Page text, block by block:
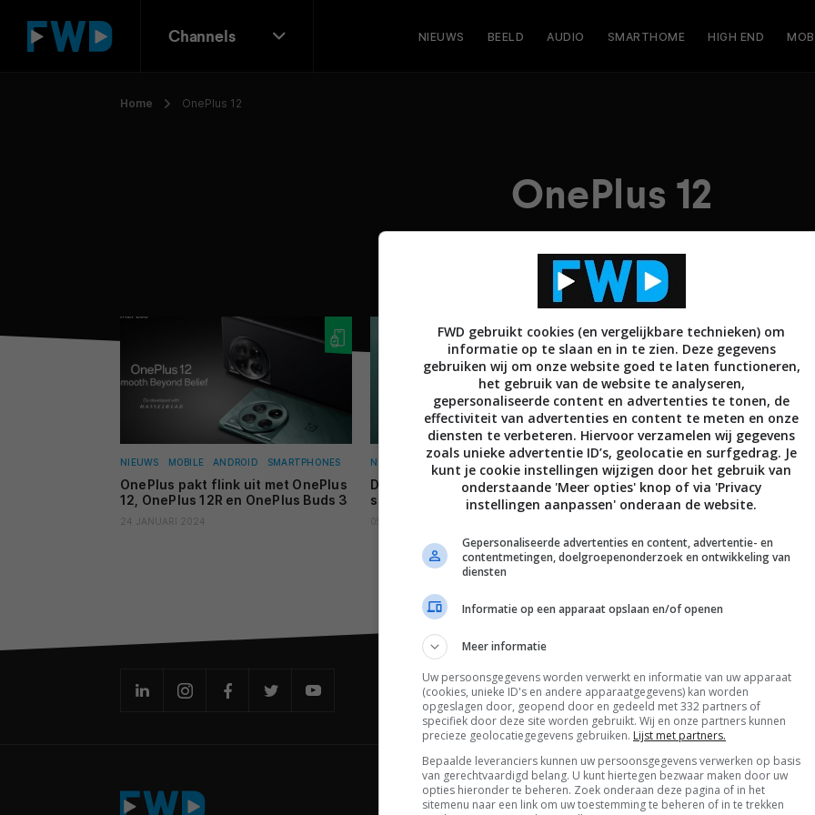
Channels NIEUWS BEELD AUDIO SMARTHOME HIGH END
Home OnePlus 12
OnePlus 12
NIEUWS MOBILE ANDROID SMARTPHONES
OnePlus pakt flink uit met OnePlus
12, OnePlus 12R en OnePlus Buds 3
24 JANUARI 2024
NIEUWS
Dit is de OnePlus 12: high-end
specs met periscoopcamera
05 DECEMBER 2023
De laatste updates in je mailbox
Channels
FWD gebruikt cookies (en vergelijkbare technieken) om
informatie op te slaan en in te zien. Deze gegevens
gebruiken wij om onze website goed te laten functioneren,
het gebruik van de website te analyseren,
gepersonaliseerde content en advertenties te tonen, de
effectiviteit van advertenties en content te meten en onze
diensten te verbeteren. Hiervoor verzamelen wij gegevens
zoals unieke advertentie ID’s, geolocatie en surfgedrag. Je
kunt je cookie instellingen wijzigen door het gebruik van
onderstaande 'Meer opties' knop of via 'Privacy
instellingen aanpassen' onderaan de website.
Gepersonaliseerde advertenties en content, advertentie- en
contentmetingen, doelgroepenonderzoek en ontwikkeling van
diensten
Informatie op een apparaat opslaan en/of openen
Meer informatie
Uw persoonsgegevens worden verwerkt en informatie van uw apparaat
(cookies, unieke ID's en andere apparaatgegevens) kan worden
opgeslagen door, geopend door en gedeeld met 332 partners of
specifiek door deze site worden gebruikt. Wij en onze partners kunnen
precieze geolocatiegegevens gebruiken. Lijst met partners.
Bepaalde leveranciers kunnen uw persoonsgegevens verwerken op basis
van gerechtvaardigd belang. U kunt hiertegen bezwaar maken door uw
opties hieronder te beheren. Zoek onderaan deze pagina of in het
sitemenu naar een link om uw toestemming te beheren of in te trekken